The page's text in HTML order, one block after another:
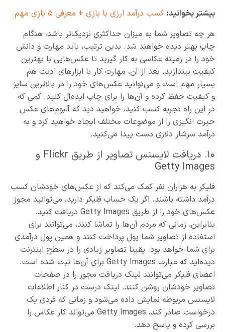
بیشتر بخوانید: کسب درآمد ارزی با بازی + معرفی ۵ بازی مهم
هر چه تصاویر شما به میزان حداکثری نزدیک‌تر باشد، هنگام
چاپ بهتر دیده خواهند شد. بدین ترتیب، باید مهارت و دانش
خود را در زمینه عکاسی به کار گیرید تا عکس‌هایی با بهترین
کیفیت بیندازید. بعد از آن، مهارت کار با ابزارهای ادیت هم
بسیار مهم است و می‌توانید عکس‌های خود را در بالاترین سایز
و کیفیت حفظ کرده و آن‌ها را برای چاپ ایده‌آل کنید. کمی که
در این راه تجربه کسب کنید، خواهید دید که آلبوم‌های عکس
حیرت انگیزی را از موضوعات مختلف ایجاد خواهید کرد و به
درآمد سرشار دلاری دست پیدا می‌کنید.
۱۰. دریافت لایسنس تصاویر از طریق Flickr و
Getty Images
فلیکر به هزاران نفر کمک می‌کند که از عکس‌های خودشان کسب
درآمد داشته باشند. اگر یک حساب فلیکر دارید، می‌توانید مجوز
عکس‌های خود را از طریق Getty Images دریافت کنید.
بنابراین، زمانی که مردم آن‌ها را تماشا کنند، می‌توانند برای
استفاده از تصاویر شما پول پرداخت کنند و همین پول درآمدی
برای شما خواهد بود. یقینا تصاویر زیادی را در سطح اینترنت
دیده‌اید که عبارت Getty Images برای آن‌ها ثبت شده است.
اعضای فلیکر می‌توانند لینک دریافت مجوز را در صفحات
تصاویر خودشان روشن کنند. لینک درست در کنار اطلاعات
لایسنس مربوطه نمایش داده می‌شود و زمانی که فردی یک
درخواست صادر کند، Getty Images می‌تواند کار عکاس را
بررسی کرده و پاسخ دهد.